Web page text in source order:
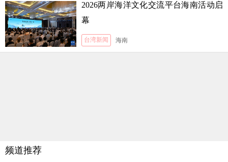
2026两岸海洋文化交流平台海南活动启
幕
台湾新闻 海南
频道推荐